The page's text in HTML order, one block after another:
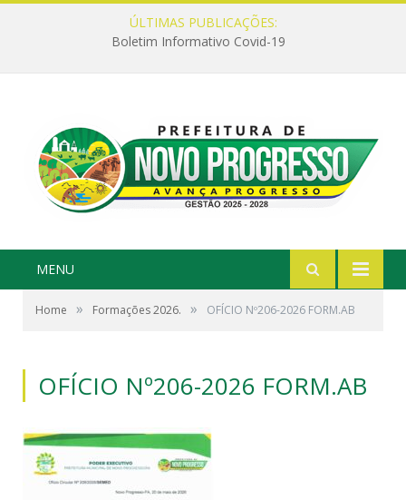
ÚLTIMAS PUBLICAÇÕES:
Boletim Informativo Covid-19
MENU
Home » Formações 2026. » OFÍCIO Nº206-2026 FORM.AB
OFÍCIO Nº206-2026 FORM.AB